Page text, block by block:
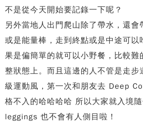
不是從今天開始要記錄一下呢？
另外當地人出門爬山除了帶水，還會
或是能量棒，走到終點或是中途可以
果是偏簡單的就可以小野餐，比較難
整狀態上。而且這邊的人不管是走步
級運動風，第一次和朋友去 Deep
格不入的哈哈哈哈 所以大家就入境
leggings 也不會有人側目啦！